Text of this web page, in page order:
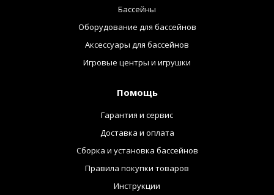
Бассейны
Оборудование для бассейнов
Аксессуары для бассейнов
Игровые центры и игрушки
Помощь
Гарантия и сервис
Доставка и оплата
Сборка и установка бассейнов
Правила покупки товаров
Инструкции